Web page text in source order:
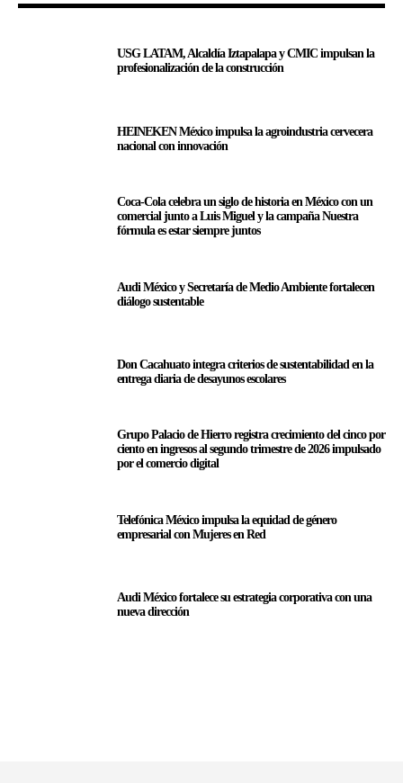
USG LATAM, Alcaldía Iztapalapa y CMIC impulsan la
profesionalización de la construcción
HEINEKEN México impulsa la agroindustria cervecera
nacional con innovación
Coca-Cola celebra un siglo de historia en México con un
comercial junto a Luis Miguel y la campaña Nuestra
fórmula es estar siempre juntos
Audi México y Secretaría de Medio Ambiente fortalecen
diálogo sustentable
Don Cacahuato integra criterios de sustentabilidad en la
entrega diaria de desayunos escolares
Grupo Palacio de Hierro registra crecimiento del cinco por
ciento en ingresos al segundo trimestre de 2026 impulsado
por el comercio digital
Telefónica México impulsa la equidad de género
empresarial con Mujeres en Red
Audi México fortalece su estrategia corporativa con una
nueva dirección